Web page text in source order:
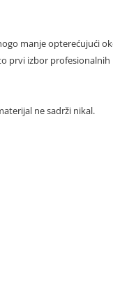
manje opterećujući
prvi izbor
ne sadrži nikal.